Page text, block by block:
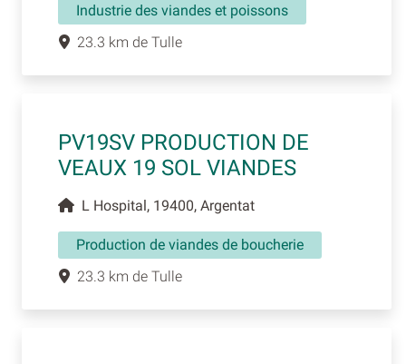
Industrie des viandes et poissons
23.3 km de Tulle
PV19SV PRODUCTION DE
VEAUX 19 SOL VIANDES
L Hospital, 19400, Argentat
Production de viandes de boucherie
23.3 km de Tulle